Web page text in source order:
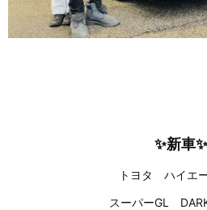
✨新車✨
トヨタ ハイエ
スーパーGL